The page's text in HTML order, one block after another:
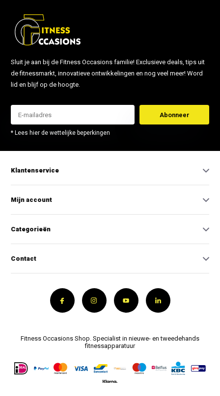
Sluit je aan bij de Fitness Occasions familie! Exclusieve deals, tips uit
de fitnessmarkt, innovatieve ontwikkelingen en nog veel meer! Word
lid en blijf op de hoogte.
Abonneer
* Lees hier de wettelijke beperkingen
Klantenservice
Mijn account
Categorieën
Contact
Fitness Occasions Shop. Specialist in nieuwe- en tweedehands
fitnessapparatuur